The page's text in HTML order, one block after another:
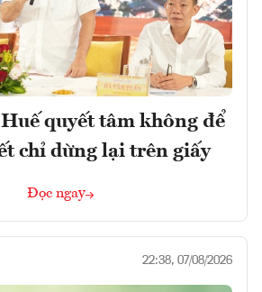
quyết tâm không để
chỉ dừng lại trên giấy
Đọc ngay
22:38, 07/08/2026